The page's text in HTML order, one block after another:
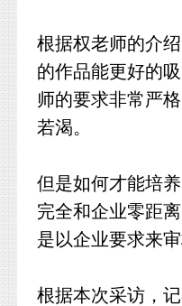
根据权老师的介
的作品能更好的
师的要求非常严
若渴。
但是如何才能培
完全和企业零距
是以企业要求来
根据本次采访，